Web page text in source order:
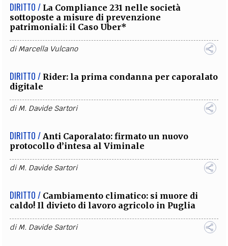
DIRITTO / La Compliance 231 nelle società
sottoposte a misure di prevenzione
patrimoniali: il Caso Uber*
diMarcella Vulcano
DIRITTO / Rider: la prima condanna per caporalato
digitale
diM. Davide Sartori
DIRITTO / Anti Caporalato: firmato un nuovo
protocollo d’intesa al Viminale
diM. Davide Sartori
DIRITTO / Cambiamento climatico: si muore di
caldo! Il divieto di lavoro agricolo in Puglia
diM. Davide Sartori